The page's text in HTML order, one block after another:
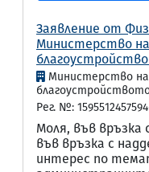
Заявление от
Министерство
Министерство
Рег. №:
Моля, във връзка
във връзка с
интерес по